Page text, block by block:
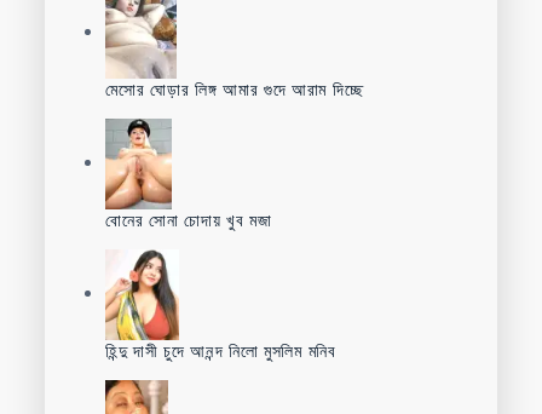
মেসোর ঘোড়ার লিঙ্গ আমার গুদে আরাম দিচ্ছে
বোনের সোনা চোদায় খুব মজা
হিন্দু দাসী চুদে আনন্দ নিলো মুসলিম মনিব